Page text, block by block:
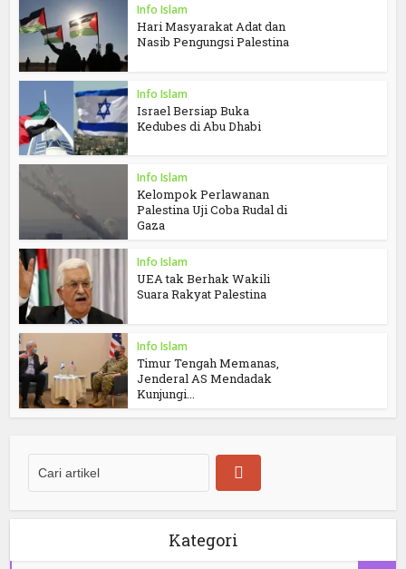
Info Islam
Hari Masyarakat Adat dan
Nasib Pengungsi Palestina
Info Islam
Israel Bersiap Buka
Kedubes di Abu Dhabi
Info Islam
Kelompok Perlawanan
Palestina Uji Coba Rudal di
Gaza
Info Islam
UEA tak Berhak Wakili
Suara Rakyat Palestina
Info Islam
Timur Tengah Memanas,
Jenderal AS Mendadak
Kunjungi...
Kategori